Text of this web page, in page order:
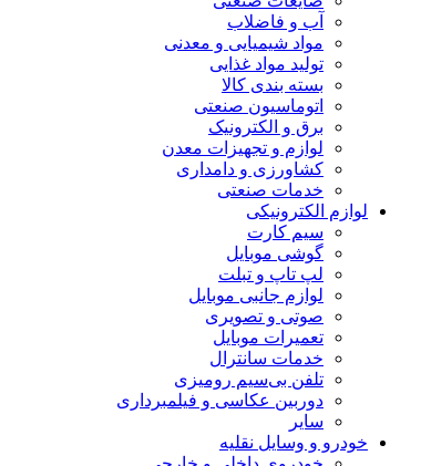
آب و فاضلاب
مواد شیمیایی و معدنی
تولید مواد غذایی
بسته بندی کالا
اتوماسیون صنعتی
برق و الکترونیک
لوازم و تجهیزات معدن
کشاورزی و دامداری
خدمات صنعتی
لوازم الکترونیکی
سیم کارت
گوشی موبایل
لپ تاپ و تبلت
لوازم جانبی موبایل
صوتی و تصویری
تعمیرات موبایل
خدمات سانترال
تلفن بی‌سیم رومیزی
دوربین عکاسی و فیلمبرداری
سایر
خودرو و وسایل نقلیه